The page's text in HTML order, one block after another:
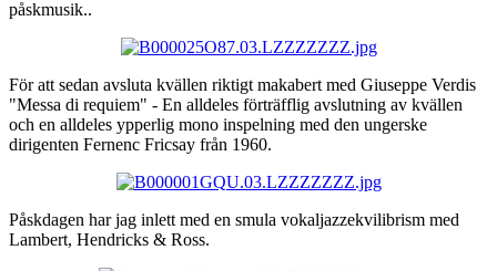
påskmusik..
För att sedan avsluta kvällen riktigt makabert med Giuseppe Verdis
"Messa di requiem" - En alldeles förträfflig avslutning av kvällen
och en alldeles ypperlig mono inspelning med den ungerske
dirigenten Fernenc Fricsay från 1960.
Påskdagen har jag inlett med en smula vokaljazzekvilibrism med
Lambert, Hendricks & Ross.